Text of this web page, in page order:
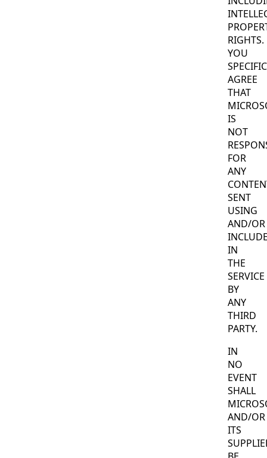
RIGHTS.
YOU
AGREE
THAT
IS
NOT
FOR
ANY
SENT
USING
AND/OR
IN
THE
SERVICE
BY
ANY
THIRD
PARTY.
IN
NO
EVENT
SHALL
AND/OR
ITS